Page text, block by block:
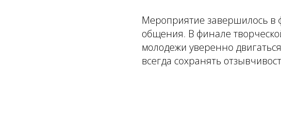
Мероприятие завершилось в
общения. В финале
молодежи уверенно
всегда сохранять